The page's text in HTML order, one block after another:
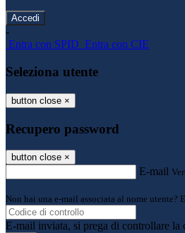
-
Entra con SPID Entra con CIE
Seleziona utente
button close ×
Recupero password
button close ×
E-mail
Non hai una e-mail associata al nome utente?
E-mail inviata, si prega di controllare la